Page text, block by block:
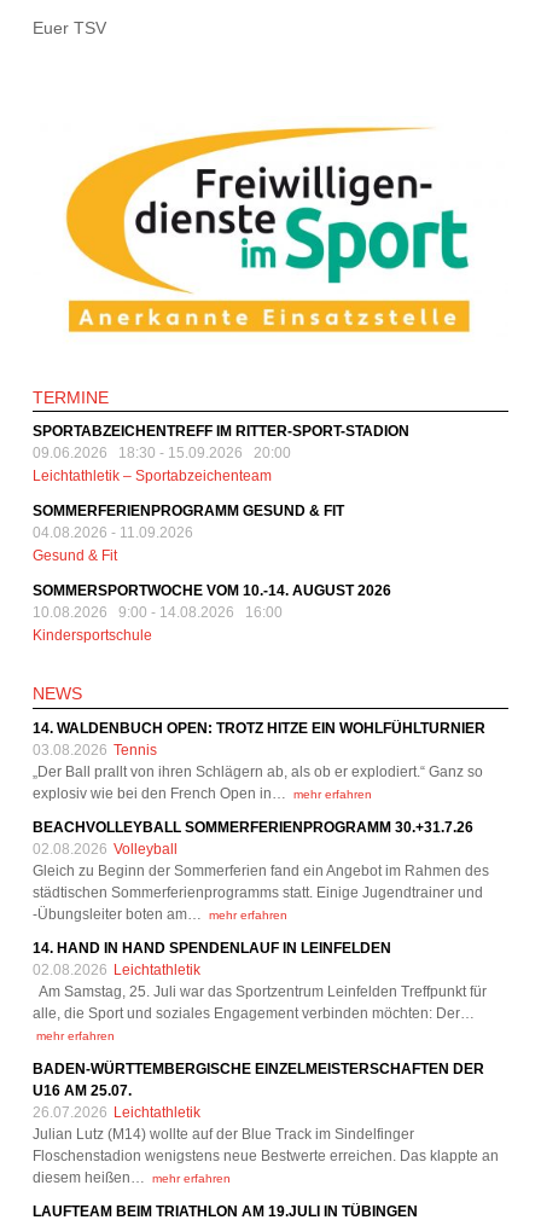
Euer TSV
TERMINE
SPORTABZEICHENTREFF IM RITTER-SPORT-STADION
09.06.2026 18:30 - 15.09.2026 20:00
Leichtathletik – Sportabzeichenteam
SOMMERFERIENPROGRAMM GESUND & FIT
04.08.2026 - 11.09.2026
Gesund & Fit
SOMMERSPORTWOCHE VOM 10.-14. AUGUST 2026
10.08.2026 9:00 - 14.08.2026 16:00
Kindersportschule
NEWS
14. WALDENBUCH OPEN: TROTZ HITZE EIN WOHLFÜHLTURNIER
03.08.2026 Tennis
„Der Ball prallt von ihren Schlägern ab, als ob er explodiert.“ Ganz so
explosiv wie bei den French Open in…
mehr erfahren
BEACHVOLLEYBALL SOMMERFERIENPROGRAMM 30.+31.7.26
02.08.2026 Volleyball
Gleich zu Beginn der Sommerferien fand ein Angebot im Rahmen des
städtischen Sommerferienprogramms statt. Einige Jugendtrainer und
-Übungsleiter boten am…
mehr erfahren
14. HAND IN HAND SPENDENLAUF IN LEINFELDEN
02.08.2026 Leichtathletik
Am Samstag, 25. Juli war das Sportzentrum Leinfelden Treffpunkt für
alle, die Sport und soziales Engagement verbinden möchten: Der…
mehr erfahren
BADEN-WÜRTTEMBERGISCHE EINZELMEISTERSCHAFTEN DER
U16 AM 25.07.
26.07.2026 Leichtathletik
Julian Lutz (M14) wollte auf der Blue Track im Sindelfinger
Floschenstadion wenigstens neue Bestwerte erreichen. Das klappte an
diesem heißen…
mehr erfahren
LAUFTEAM BEIM TRIATHLON AM 19.JULI IN TÜBINGEN